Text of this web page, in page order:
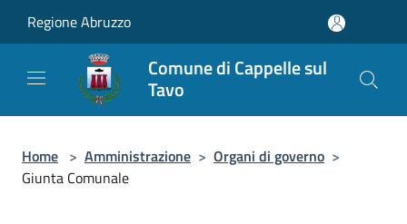
Regione Abruzzo
Comune di Cappelle sul
Tavo
Home > Amministrazione > Organi di governo >
Giunta Comunale